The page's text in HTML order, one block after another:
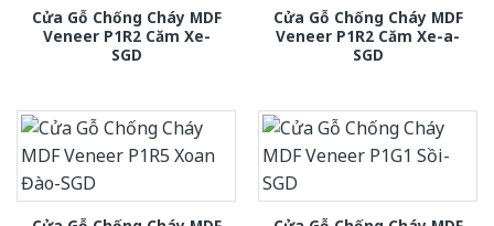
Cửa Gỗ Chống Cháy MDF
Veneer P1R2 Căm Xe-
SGD
Cửa Gỗ Chống Cháy MDF
Veneer P1R2 Căm Xe-a-
SGD